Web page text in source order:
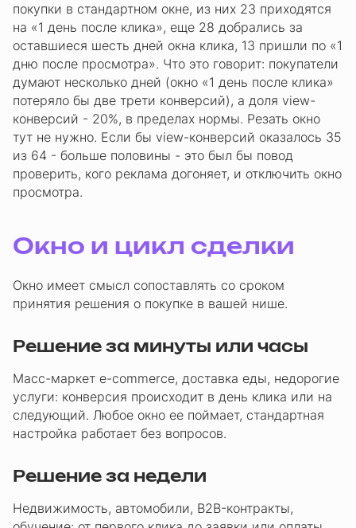
покупки в стандартном окне, из них 23 приходятся
на «1 день после клика», еще 28 добрались за
оставшиеся шесть дней окна клика, 13 пришли по «1
дню после просмотра». Что это говорит: покупатели
думают несколько дней (окно «1 день после клика»
потеряло бы две трети конверсий), а доля view-
конверсий - 20%, в пределах нормы. Резать окно
тут не нужно. Если бы view-конверсий оказалось 35
из 64 - больше половины - это был бы повод
проверить, кого реклама догоняет, и отключить окно
просмотра.
Окно и цикл сделки
Окно имеет смысл сопоставлять со сроком
принятия решения о покупке в вашей нише.
Решение за минуты или часы
Масс-маркет e-commerce, доставка еды, недорогие
услуги: конверсия происходит в день клика или на
следующий. Любое окно ее поймает, стандартная
настройка работает без вопросов.
Решение за недели
Недвижимость, автомобили, B2B-контракты,